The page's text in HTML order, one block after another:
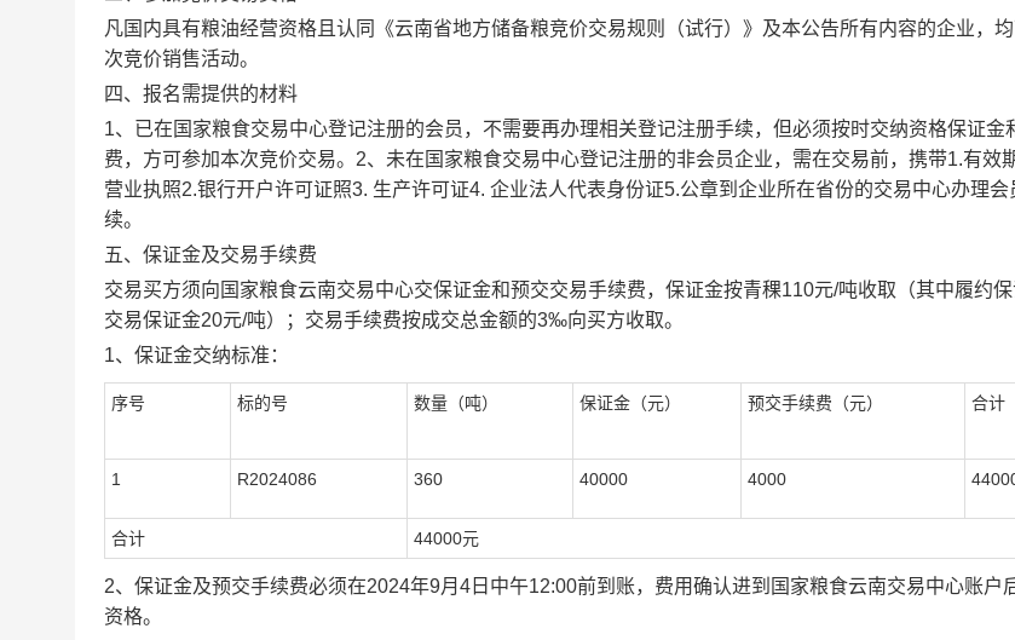
凡国内具有粮油经营资格且认同《云南省地方储备粮竞价交易规则（试行）》及本公告所有内容的企业，
次竞价销售活动。
四、报名需提供的材料
1、已在国家粮食交易中心登记注册的会员，不需要再办理相关登记注册手续，但必须按时交纳资格保证金
费，方可参加本次竞价交易。2、未在国家粮食交易中心登记注册的非会员企业，需在交易前，携带1.有效
营业执照2.银行开户许可证照3. 生产许可证4. 企业法人代表身份证5.公章到企业所在省份的交易中心办理
续。
五、保证金及交易手续费
交易买方须向国家粮食云南交易中心交保证金和预交交易手续费，保证金按青稞110元/吨收取（其中履约保
交易保证金20元/吨）；交易手续费按成交总金额的3‰向买方收取。
1、保证金交纳标准：
序号 标的号 数量（吨） 保证金（元） 预交手续费（元） 合计
1 R2024086 360 40000 4000
合计 44000元
2、保证金及预交手续费必须在2024年9月4日中午12:00前到账，费用确认进到国家粮食云南交易中心账户
资格。